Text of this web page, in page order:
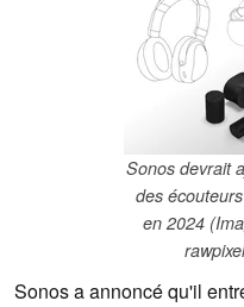
Sonos devrait
des
en 2024
Sonos a annoncé qu'il